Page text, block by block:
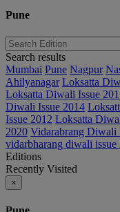
Pune
Search results
Mumbai Pune Nagpur
Ahilyanagar Loksatta
Loksatta Diwali Issue
Diwali Issue 2014
Issue 2012 Loksatta
2020 Vidarabrang Diwali
vidarbharang diwali issue
Editions
Recently Visited
×